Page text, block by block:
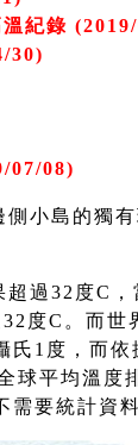
紀錄
30)
07/08)
側小島的獨
過32度C
度C。而
1度，而
球平均溫度
要統計資